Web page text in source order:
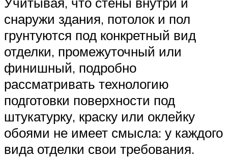
снаружи здания, потолок и пол
грунтуются под конкретный вид
отделки, промежуточный или
финишный, подробно
рассматривать технологию
подготовки поверхности под
штукатурку, краску или оклейку
обоями не имеет смысла: у каждого
вида отделки свои требования.